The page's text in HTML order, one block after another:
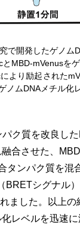
で開発したゲノム
とMBD-mVenusを
より励起された
ノムDNAメチル化
ク質を改良し
合させた、
タンパク質を混
BRETシグナル
ました。以上
レベルを迅速